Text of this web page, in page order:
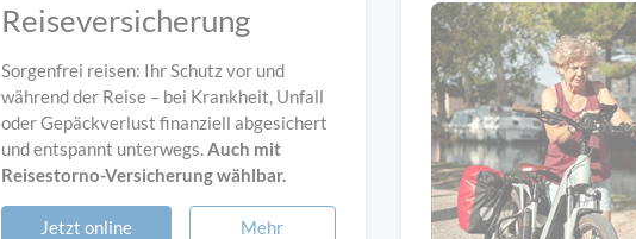
Reiseversicherung
Sorgenfrei reisen: Ihr Schutz vor und
während der Reise – bei Krankheit, Unfall
oder Gepäckverlust finanziell abgesichert
und entspannt unterwegs.Auch mit
Reisestorno-Versicherung wählbar.
Jetzt online
Mehr